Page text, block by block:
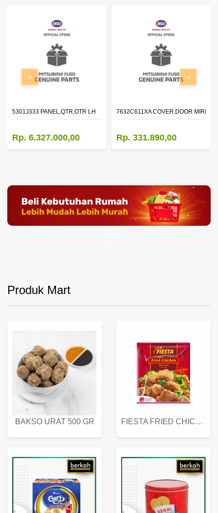
5301J333 PANEL,QTR,OTR LH
Rp. 6.327.000,00
7632C611XA COVER,DOOR
Rp. 331.890,00
< >
Produk Mart
BAKSO URAT 500 GR FIESTA FRIED CHICKEN 500 GR